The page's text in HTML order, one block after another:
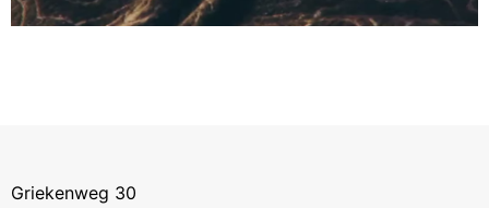
Griekenweg 30